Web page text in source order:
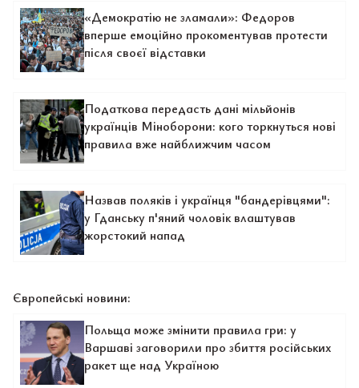
«Демократію не зламали»: Федоров
вперше емоційно прокоментував протести
після своєї відставки
Податкова передасть дані мільйонів
українців Міноборони: кого торкнуться нові
правила вже найближчим часом
Назвав поляків і українця "бандерівцями":
у Гданську п'яний чоловік влаштував
жорстокий напад
Європейські новини:
Польща може змінити правила гри: у
Варшаві заговорили про збиття російських
ракет ще над Україною